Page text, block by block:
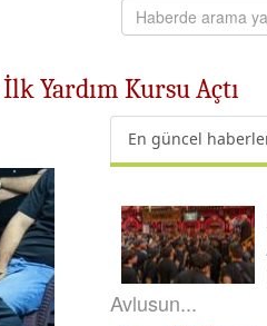
Yardım Kursu Açtı
En güncel
Avlusun...